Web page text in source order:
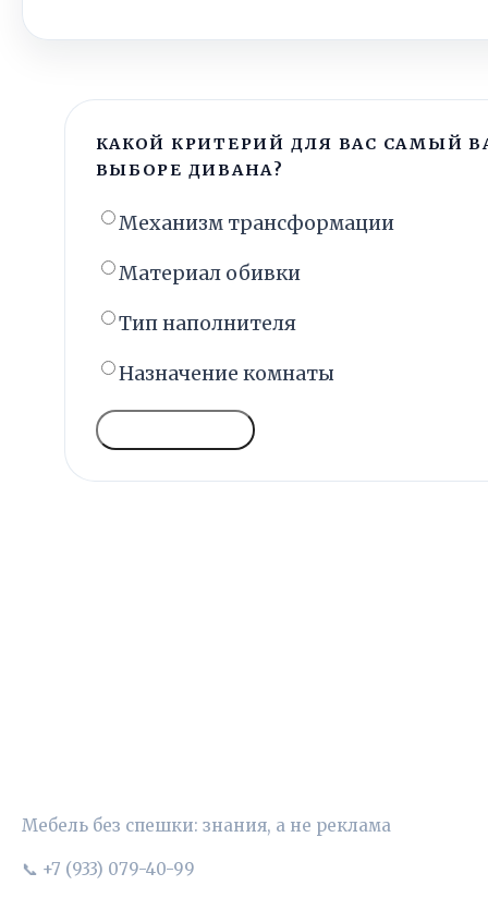
КАКОЙ КРИТЕРИЙ ДЛЯ ВАС САМЫЙ
ВЫБОРЕ ДИВАНА?
Механизм трансформации
Материал обивки
Тип наполнителя
Назначение комнаты
Мебель без спешки: знания, а не реклама
📞 +7 (933) 079-40-99